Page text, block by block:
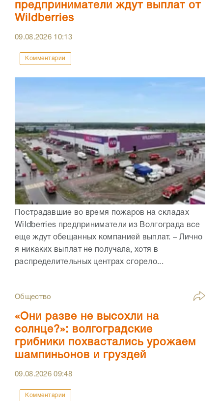
предприниматели ждут выплат от
Wildberries
09.08.2026 10:13
Комментарии
Пострадавшие во время пожаров на складах
Wildberries предприниматели из Волгограда все
еще ждут обещанных компанией выплат. – Лично
я никаких выплат не получала, хотя в
распределительных центрах сгорело...
Общество
«Они разве не высохли на
солнце?»: волгоградские
грибники похвастались урожаем
шампиньонов и груздей
09.08.202609:48
Комментарии